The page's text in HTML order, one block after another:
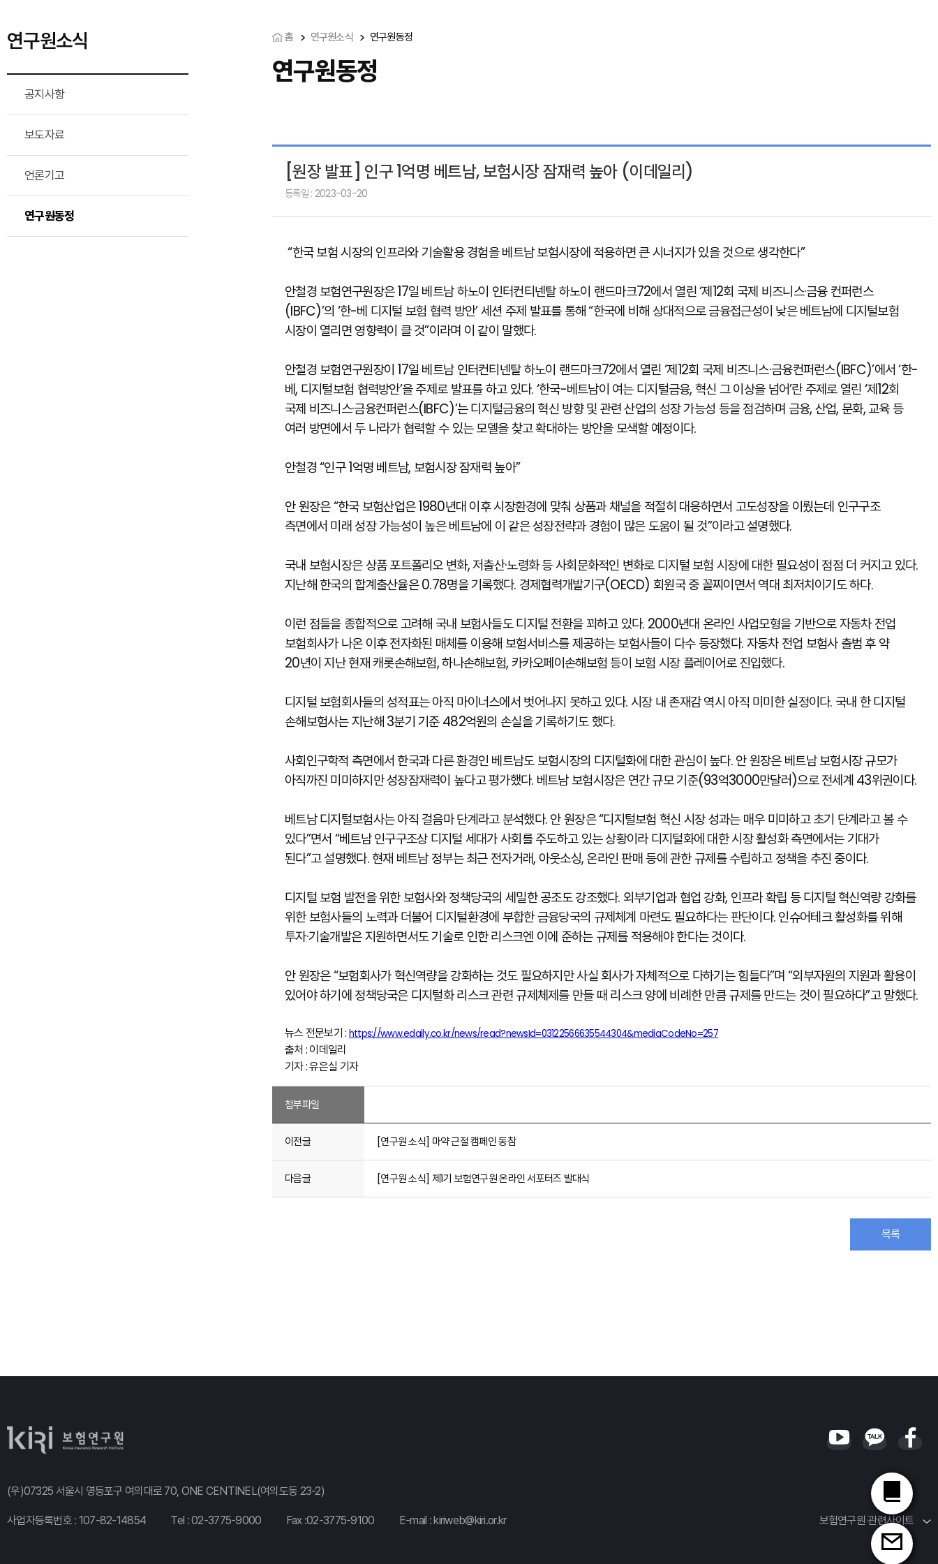
연구원소식
공지사항
보도자료
언론기고
연구원동정
홈 연구원소식 연구원동정
연구원동정
[원장 발표] 인구 1억명 베트남, 보험시장 잠재력 높아 (이데일리)
등록일 : 2023-03-20
“한국 보험 시장의 인프라와 기술활용 경험을 베트남 보험시장에 적용하면 큰 시너지가 있을 것으로 생각한다”
안철경 보험연구원장은 17일 베트남 하노이 인터컨티넨탈 하노이 랜드마크72에서 열린 ‘제12회 국제 비즈니스·금융 컨퍼런스
(IBFC)’의 ‘한-베 디지털 보험 협력 방안’ 세션 주제 발표를 통해 “한국에 비해 상대적으로 금융접근성이 낮은 베트남에 디지털보험
시장이 열리면 영향력이 클 것”이라며 이 같이 말했다.
안철경 보험연구원장이 17일 베트남 인터컨티넨탈 하노이 랜드마크72에서 열린 ‘제12회 국제 비즈니스·금융컨퍼런스(IBFC)’에서 ‘한-
베, 디지털보험 협력방안’을 주제로 발표를 하고 있다. ‘한국-베트남이 여는 디지털금융, 혁신 그 이상을 넘어’란 주제로 열린 ‘제12회
국제 비즈니스·금융컨퍼런스(IBFC)’는 디지털금융의 혁신 방향 및 관련 산업의 성장 가능성 등을 점검하며 금융, 산업, 문화, 교육 등
여러 방면에서 두 나라가 협력할 수 있는 모델을 찾고 확대하는 방안을 모색할 예정이다.
안철경 “인구 1억명 베트남, 보험시장 잠재력 높아”
안 원장은 “한국 보험산업은 1980년대 이후 시장환경에 맞춰 상품과 채널을 적절히 대응하면서 고도성장을 이뤘는데 인구구조
측면에서 미래 성장 가능성이 높은 베트남에 이 같은 성장전략과 경험이 많은 도움이 될 것”이라고 설명했다.
국내 보험시장은 상품 포트폴리오 변화, 저출산·노령화 등 사회문화적인 변화로 디지털 보험 시장에 대한 필요성이 점점 더 커지고 있다.
지난해 한국의 합계출산율은 0.78명을 기록했다. 경제협력개발기구(OECD) 회원국 중 꼴찌이면서 역대 최저치이기도 하다.
이런 점들을 종합적으로 고려해 국내 보험사들도 디지털 전환을 꾀하고 있다. 2000년대 온라인 사업모형을 기반으로 자동차 전업
보험회사가 나온 이후 전자화된 매체를 이용해 보험서비스를 제공하는 보험사들이 다수 등장했다. 자동차 전업 보험사 출범 후 약
20년이 지난 현재 캐롯손해보험, 하나손해보험, 카카오페이손해보험 등이 보험 시장 플레이어로 진입했다.
디지털 보험회사들의 성적표는 아직 마이너스에서 벗어나지 못하고 있다. 시장 내 존재감 역시 아직 미미한 실정이다. 국내 한 디지털
손해보험사는 지난해 3분기 기준 482억원의 손실을 기록하기도 했다.
사회인구학적 측면에서 한국과 다른 환경인 베트남도 보험시장의 디지털화에 대한 관심이 높다. 안 원장은 베트남 보험시장 규모가
아직까진 미미하지만 성장잠재력이 높다고 평가했다. 베트남 보험시장은 연간 규모 기준(93억3000만달러)으로 전세계 43위권이다.
베트남 디지털보험사는 아직 걸음마 단계라고 분석했다. 안 원장은 “디지털보험 혁신 시장 성과는 매우 미미하고 초기 단계라고 볼 수
있다”면서 “베트남 인구구조상 디지털 세대가 사회를 주도하고 있는 상황이라 디지털화에 대한 시장 활성화 측면에서는 기대가
된다”고 설명했다. 현재 베트남 정부는 최근 전자거래, 아웃소싱, 온라인 판매 등에 관한 규제를 수립하고 정책을 추진 중이다.
디지털 보험 발전을 위한 보험사와 정책당국의 세밀한 공조도 강조했다. 외부기업과 협업 강화, 인프라 확립 등 디지털 혁신역량 강화를
위한 보험사들의 노력과 더불어 디지털환경에 부합한 금융당국의 규제체계 마련도 필요하다는 판단이다. 인슈어테크 활성화를 위해
투자·기술개발은 지원하면서도 기술로 인한 리스크엔 이에 준하는 규제를 적용해야 한다는 것이다.
안 원장은 “보험회사가 혁신역량을 강화하는 것도 필요하지만 사실 회사가 자체적으로 다하기는 힘들다”며 “외부자원의 지원과 활용이
있어야 하기에 정책당국은 디지털화 리스크 관련 규제체제를 만들 때 리스크 양에 비례한 만큼 규제를 만드는 것이 필요하다”고 말했다.
뉴스 전문보기 : https://www.edaily.co.kr/news/read?newsId=03122566635544304&mediaCodeNo=257
출처 : 이데일리
기자 : 유은실 기자
첨부파일
이전글 [연구원 소식] 마약 근절 캠페인 동참
다음글 [연구원 소식] 제1기 보험연구원 온라인 서포터즈 발대식
목록
(우)07325 서울시 영등포구 여의대로 70, ONE CENTINEL(여의도동 23-2)
사업자등록번호 : 107-82-14854 Tel :02-3775-9000 Fax :02-3775-9100 E-mail :kiriweb@kiri.or.kr 보험연구원 관련사이트